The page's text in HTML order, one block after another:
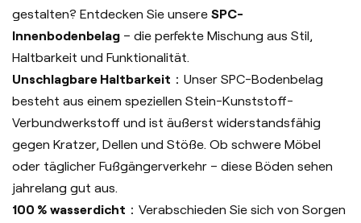
gestalten? Entdecken Sie unsere SPC-
Innenbodenbelag – die perfekte Mischung aus Stil,
Haltbarkeit und Funktionalität.
Unschlagbare Haltbarkeit ：Unser SPC-Bodenbelag
besteht aus einem speziellen Stein-Kunststoff-
Verbundwerkstoff und ist äußerst widerstandsfähig
gegen Kratzer, Dellen und Stöße. Ob schwere Möbel
oder täglicher Fußgängerverkehr – diese Böden sehen
jahrelang gut aus.
100 % wasserdicht ：Verabschieden Sie sich von Sorgen